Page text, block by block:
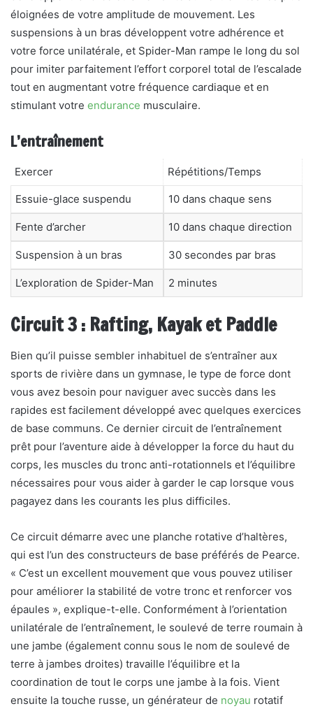
éloignées de votre amplitude de mouvement. Les
suspensions à un bras développent votre adhérence et
votre force unilatérale, et Spider-Man rampe le long du sol
pour imiter parfaitement l’effort corporel total de l’escalade
tout en augmentant votre fréquence cardiaque et en
stimulant votre endurance musculaire.
L’entraînement
Exercer Répétitions/Temps
Essuie-glace suspendu 10 dans chaque sens
Fente d’archer 10 dans chaque direction
Suspension à un bras 30 secondes par bras
L’exploration de Spider-Man 2 minutes
Circuit 3 : Rafting, Kayak et Paddle
Bien qu’il puisse sembler inhabituel de s’entraîner aux
sports de rivière dans un gymnase, le type de force dont
vous avez besoin pour naviguer avec succès dans les
rapides est facilement développé avec quelques exercices
de base communs. Ce dernier circuit de l’entraînement
prêt pour l’aventure aide à développer la force du haut du
corps, les muscles du tronc anti-rotationnels et l’équilibre
nécessaires pour vous aider à garder le cap lorsque vous
pagayez dans les courants les plus difficiles.
Ce circuit démarre avec une planche rotative d’haltères,
qui est l’un des constructeurs de base préférés de Pearce.
« C’est un excellent mouvement que vous pouvez utiliser
pour améliorer la stabilité de votre tronc et renforcer vos
épaules », explique-t-elle. Conformément à l’orientation
unilatérale de l’entraînement, le soulevé de terre roumain à
une jambe (également connu sous le nom de soulevé de
terre à jambes droites) travaille l’équilibre et la
coordination de tout le corps une jambe à la fois. Vient
ensuite la touche russe, un générateur de noyau rotatif